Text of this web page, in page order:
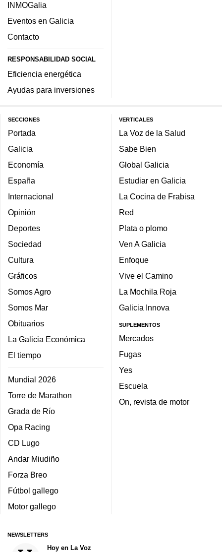
INMOGalia
Eventos en Galicia
Contacto
RESPONSABILIDAD SOCIAL
Eficiencia energética
Ayudas para inversiones
SECCIONES
Portada
Galicia
Economía
España
Internacional
Opinión
Deportes
Sociedad
Cultura
Gráficos
Somos Agro
Somos Mar
Obituarios
La Galicia Económica
El tiempo
Mundial 2026
Torre de Marathon
Grada de Río
Opa Racing
CD Lugo
Andar Miudiño
Forza Breo
Fútbol gallego
Motor gallego
VERTICALES
La Voz de la Salud
Sabe Bien
Global Galicia
Estudiar en Galicia
La Cocina de Frabisa
Red
Plata o plomo
Ven A Galicia
Enfoque
Vive el Camino
La Mochila Roja
Galicia Innova
SUPLEMENTOS
Mercados
Fugas
Yes
Escuela
On, revista de motor
NEWSLETTERS
Hoy en La Voz